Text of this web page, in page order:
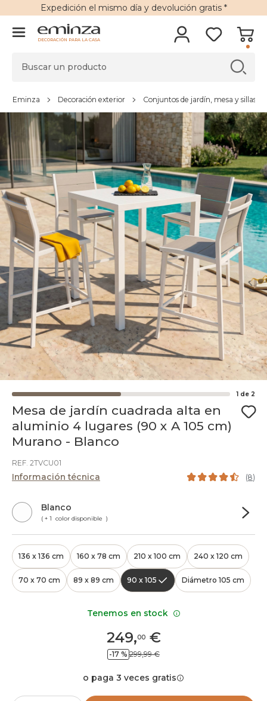
Expedición el mismo día y devolución gratis*
DECORACIÓN PARA LA CASA
Eminza Decoración exterior Conjuntos de jardín, mesa y sillas
1 de 2
Mesa de jardín cuadrada alta en
aluminio 4 lugares (90 x A 105 cm)
Murano - Blanco
REF. 2TVCU01
Información técnica (8)
Blanco
( + 1 color disponible )
136 x 136 cm 160 x 78 cm 210 x 100 cm 240 x 120 cm
70 x 70 cm 89 x 89 cm 90 x 105 Diámetro 105 cm
249,00€
-17 % 299,99 €
o paga 3 veces gratis